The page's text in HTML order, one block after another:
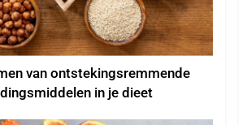
van ontstekingsremmende
in je dieet